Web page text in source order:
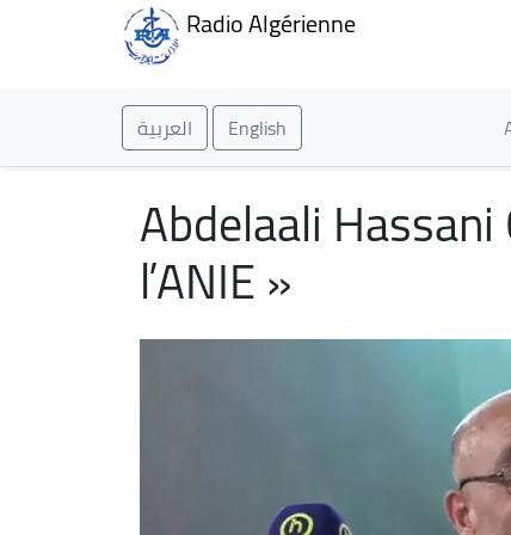
Radio Algérienne
العربية English
Abdelaali
l’ANIE »